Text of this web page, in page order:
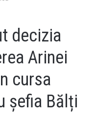
decizia
Arinei
cursa
șefia Bălți